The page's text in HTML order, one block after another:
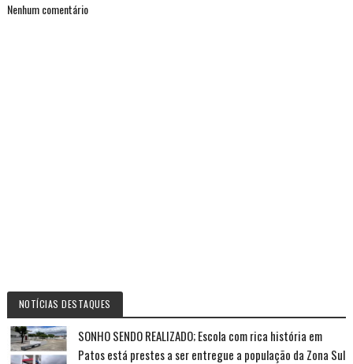
Nenhum comentário
NOTÍCIAS DESTAQUES
SONHO SENDO REALIZADO; Escola com rica história em
Patos está prestes a ser entregue a população da Zona Sul